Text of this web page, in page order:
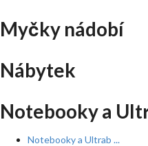
Myčky nádobí
Nábytek
Notebooky a
Notebooky a Ultrab ...